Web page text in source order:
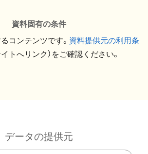
資料固有の条件
コンテンツです。 資料提供元の利用条
イトへリンク）をご確認ください。
データの提供元